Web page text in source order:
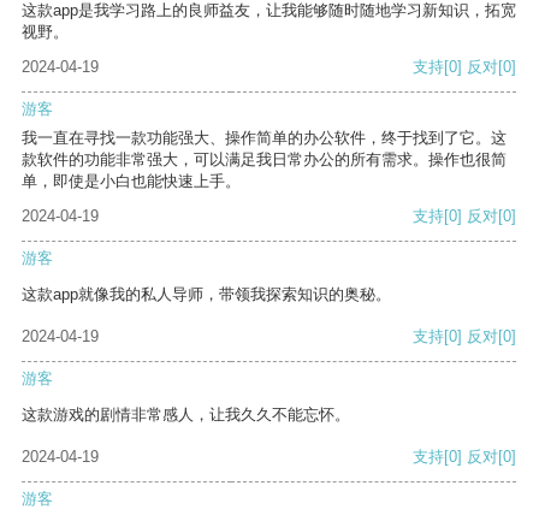
这款app是我学习路上的良师益友，让我能够随时随地学习新知识，拓宽
视野。
2024-04-19
支持[0] 反对[0]
游客
我一直在寻找一款功能强大、操作简单的办公软件，终于找到了它。这
款软件的功能非常强大，可以满足我日常办公的所有需求。操作也很简
单，即使是小白也能快速上手。
2024-04-19
支持[0] 反对[0]
游客
这款app就像我的私人导师，带领我探索知识的奥秘。
2024-04-19 支持[0] 反对[0]
游客
这款游戏的剧情非常感人，让我久久不能忘怀。
2024-04-19 支持[0] 反对[0]
游客